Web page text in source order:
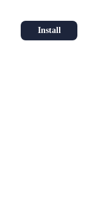
Install